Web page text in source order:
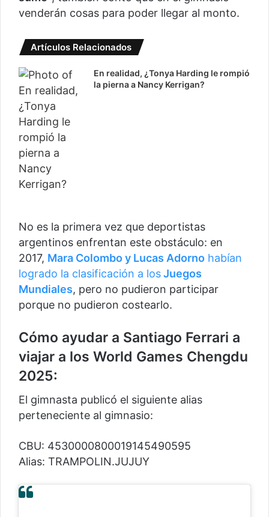
venderán cosas para poder llegar al monto.
Artículos Relacionados
En realidad, ¿Tonya Harding le rompió
la pierna a Nancy Kerrigan?
No es la primera vez que deportistas
argentinos enfrentan este obstáculo: en
2017, Mara Colombo y Lucas Adorno habían
logrado la clasificación a losJuegos
Mundiales, pero no pudieron participar
porque no pudieron costearlo.
Cómo ayudar a Santiago Ferrari a
viajar a los World Games Chengdu
2025:
El gimnasta publicó el siguiente alias
perteneciente al gimnasio:
CBU: 4530000800019145490595
Alias: TRAMPOLIN.JUJUY